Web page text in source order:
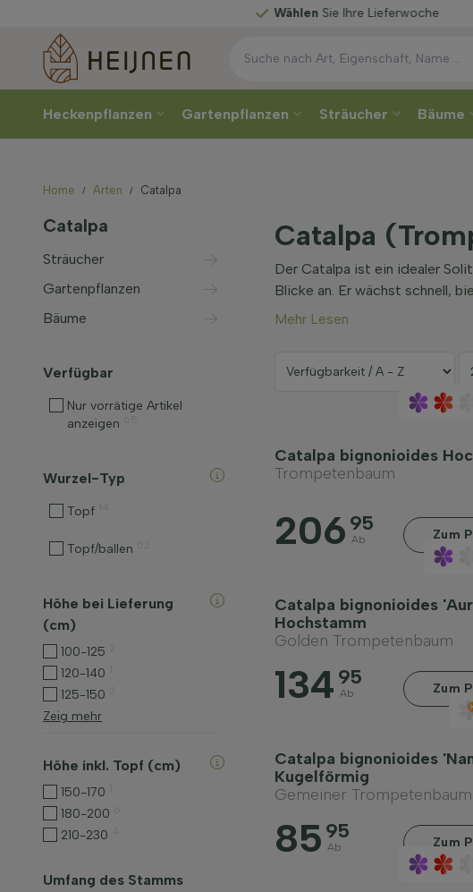
Sie Ihre Lieferwoche
Heckenpflanzen Gartenpflanzen Sträucher Bäume
Home Arten Catalpa
Catalpa
Sträucher
Gartenpflanzen
Bäume
Verfügbar
Nur vorrätige Artikel
anzeigen
Wurzel-Typ
Topf
Topf/ballen
Höhe bei Lieferung
(cm)
100-125
120-140
125-150
Zeig mehr
Höhe inkl. Topf (cm)
150-170
180-200
210-230
Umfang des Stamms
Catalpa
Der Catalpa ist ein idealer
Blicke an. Er wächst schnell,
Mehr Lesen
Catalpa bignonioides
Trompetenbaum
206 95
Ab Zum
Catalpa bignonioides
Hochstamm
Golden Trompetenbaum
134 95
Ab Zum
Catalpa bignonioides
Kugelförmig
Gemeiner Trompetenbaum
85 95
Ab Zum